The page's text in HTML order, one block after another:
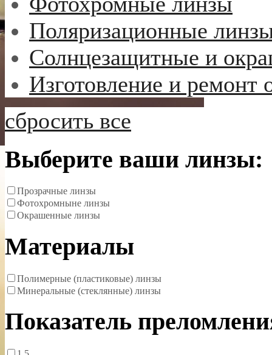
Поляризационные
Солнцезащитные и
Изготовление и ремонт
сбросить все
Выберите ваши линзы:
Прозрачные линзы
Фотохромныне линзы
Окрашенные линзы
Материалы
Полимерные (пластиковые) линзы
Минеральные (стеклянные) линзы
Показатель